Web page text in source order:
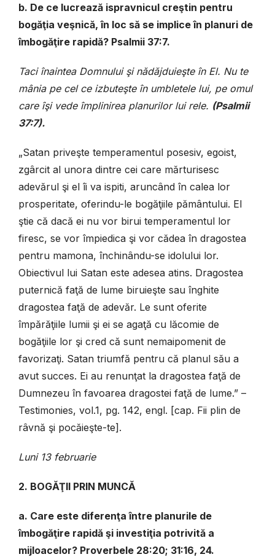
b. De ce lucrează ispravnicul creştin pentru
bogăţia veşnică, în loc să se implice în planuri de
îmbogăţire rapidă? Psalmii 37:7.
Taci înaintea Domnului şi nădăjduieşte în El. Nu te
mânia pe cel ce izbuteşte în umbletele lui, pe omul
care îşi vede împlinirea planurilor lui rele. (Psalmii
37:7).
„Satan priveşte temperamentul posesiv, egoist,
zgârcit al unora dintre cei care mărturisesc
adevărul şi el îi va ispiti, aruncând în calea lor
prosperitate, oferindu-le bogăţiile pământului. El
ştie că dacă ei nu vor birui temperamentul lor
firesc, se vor împiedica şi vor cădea în dragostea
pentru mamona, închinându-se idolului lor.
Obiectivul lui Satan este adesea atins. Dragostea
puternică faţă de lume biruieşte sau înghite
dragostea faţă de adevăr. Le sunt oferite
împărăţiile lumii şi ei se agaţă cu lăcomie de
bogăţiile lor şi cred că sunt nemaipomenit de
favorizaţi. Satan triumfă pentru că planul său a
avut succes. Ei au renunţat la dragostea faţă de
Dumnezeu în favoarea dragostei faţă de lume.” –
Testimonies, vol.1, pg. 142, engl. [cap. Fii plin de
râvnă şi pocăieşte-te].
Luni 13 februarie
2. BOGĂŢII PRIN MUNCĂ
a. Care este diferenţa între planurile de
îmbogăţire rapidă şi investiţia potrivită a
mijloacelor? Proverbele 28:20; 31:16, 24.